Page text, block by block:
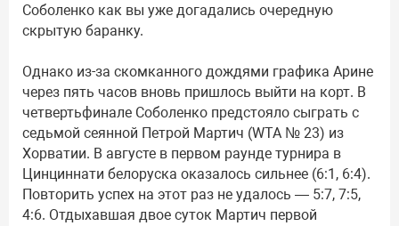
Соболенко как вы уже догадались очередную
скрытую баранку.
Однако из-за скомканного дождями графика Арине
через пять часов вновь пришлось выйти на корт. В
четвертьфинале Соболенко предстояло сыграть с
седьмой сеянной Петрой Мартич (WTA № 23) из
Хорватии. В августе в первом раунде турнира в
Цинциннати белоруска оказалось сильнее (6:1, 6:4).
Повторить успех на этот раз не удалось — 5:7, 7:5,
4:6. Отдыхавшая двое суток Мартич первой